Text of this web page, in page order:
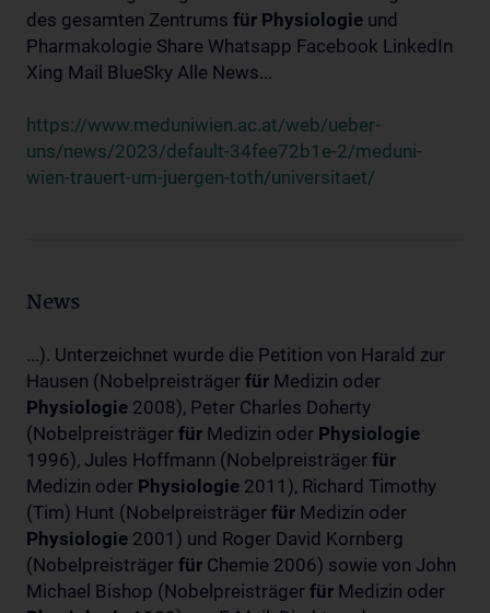
des gesamten Zentrums für Physiologie und
Pharmakologie Share Whatsapp Facebook LinkedIn
Xing Mail BlueSky Alle News...
https://www.meduniwien.ac.at/web/ueber-
uns/news/2023/default-34fee72b1e-2/meduni-
wien-trauert-um-juergen-toth/universitaet/
News
...). Unterzeichnet wurde die Petition von Harald zur
Hausen (Nobelpreisträger für Medizin oder
Physiologie 2008), Peter Charles Doherty
(Nobelpreisträger für Medizin oder Physiologie
1996), Jules Hoffmann (Nobelpreisträger für
Medizin oder Physiologie 2011), Richard Timothy
(Tim) Hunt (Nobelpreisträger für Medizin oder
Physiologie 2001) und Roger David Kornberg
(Nobelpreisträger für Chemie 2006) sowie von John
Michael Bishop (Nobelpreisträger für Medizin oder